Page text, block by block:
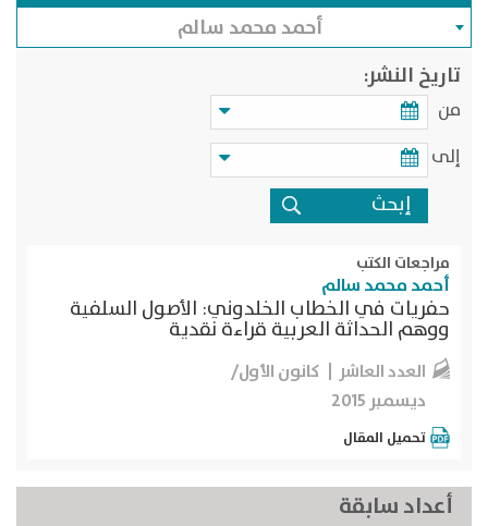
أحمد محمد سالم
تاريخ النشر:
من
إلى
مراجعات الكتب
أحمد محمد سالم
حفريات في الخطاب الخلدوني: الأصول السلفية
ووهم الحداثة العربية قراءة نقدية
العدد العاشر
كانون الأول/
ديسمبر 2015
تحميل المقال
أعداد سابقة